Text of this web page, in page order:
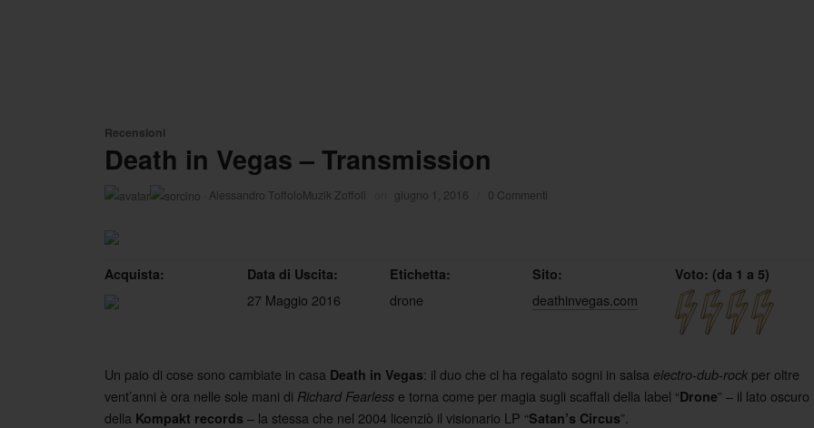
Recensioni
Death in Vegas – Transmission
Alessandro ToffoloMuzik Zoffoli giugno 1, 2016 0 Commenti
Acquista: Data di Uscita: Etichetta: Sito: Voto: (da 1 a 5)
27 Maggio 2016 drone deathinvegas.com
Un paio di cose sono cambiate in casa Death in Vegas: il duo che ci ha regalato sogni in salsa electro-dub-rock per oltre
vent’anni è ora nelle sole mani di Richard Fearless e torna come per magia sugli scaffali della label “Drone” – il lato oscuro
della Kompakt records – la stessa che nel 2004 licenziò il visionario LP “Satan’s Circus”.